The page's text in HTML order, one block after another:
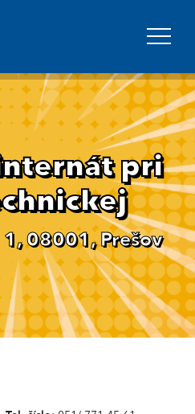
pri
08001, Prešov